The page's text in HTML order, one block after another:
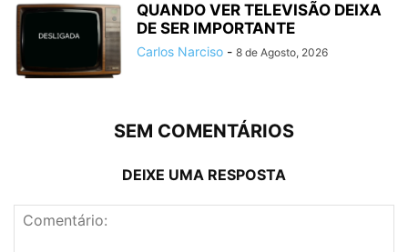
QUANDO VER TELEVISÃO DEIXA
DE SER IMPORTANTE
Carlos Narciso - 8 de Agosto, 2026
SEM COMENTÁRIOS
DEIXE UMA RESPOSTA